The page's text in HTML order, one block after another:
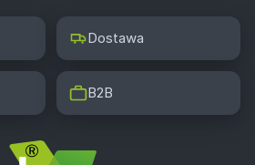
Dostawa
B2B